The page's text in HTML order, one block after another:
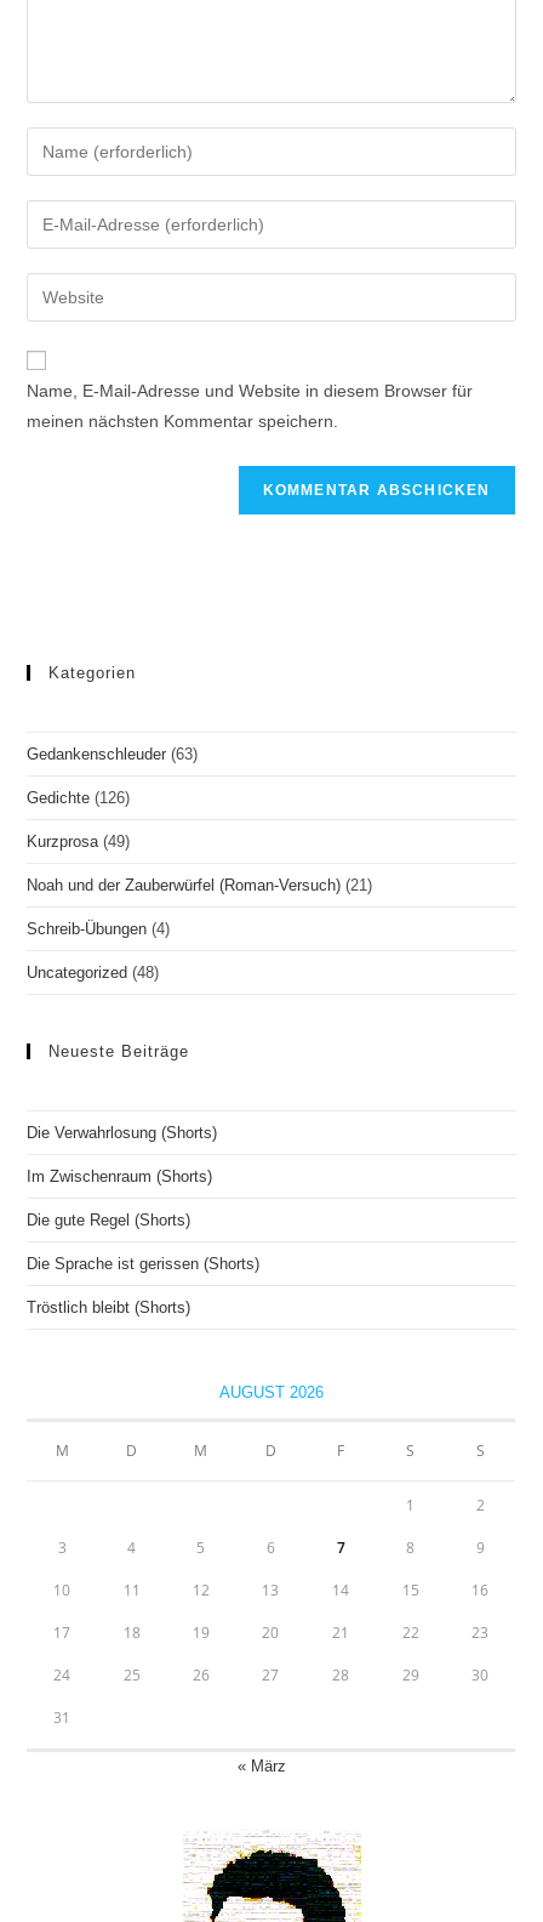
Name, E-Mail-Adresse und Website in diesem Browser für
meinen nächsten Kommentar speichern.
Kategorien
Gedankenschleuder (63)
Gedichte (126)
Kurzprosa (49)
Noah und der Zauberwürfel (Roman-Versuch) (21)
Schreib-Übungen (4)
Uncategorized (48)
Neueste Beiträge
Die Verwahrlosung (Shorts)
Im Zwischenraum (Shorts)
Die gute Regel (Shorts)
Die Sprache ist gerissen (Shorts)
Tröstlich bleibt (Shorts)
AUGUST 2026
M D M D F S S
1 2
3 4 5 6 7 8 9
10 11 12 13 14 15 16
17 18 19 20 21 22 23
24 25 26 27 28 29 30
31
« März